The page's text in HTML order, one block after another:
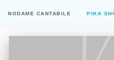
NODAME CANTABILE PIKA